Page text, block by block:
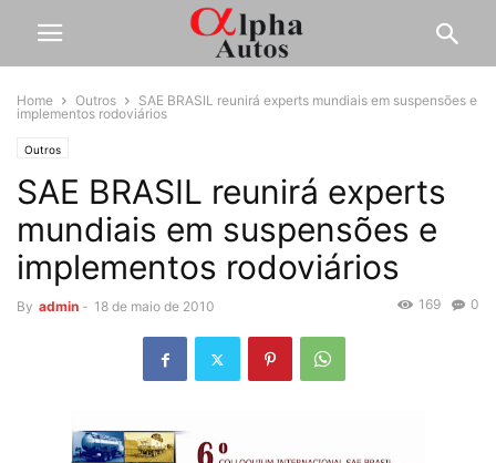
Home Outros
SAE BRASIL reunirá experts mundiais em suspensões e
implementos rodoviários
Outros
SAE BRASIL reunirá experts
mundiais em suspensões e
implementos rodoviários
By admin - 18 de maio de 2010 0
169